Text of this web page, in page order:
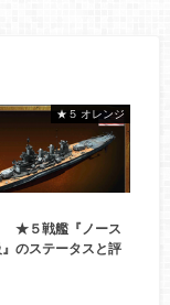
★５ オレンジ
★５戦艦『ノース
のステータスと評